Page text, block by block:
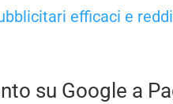
efficaci e
su Google a